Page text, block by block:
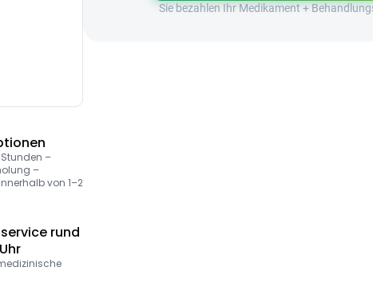
Stunden –
–
von 1–2
rund
Sie bezahlen Ihr Medikament +